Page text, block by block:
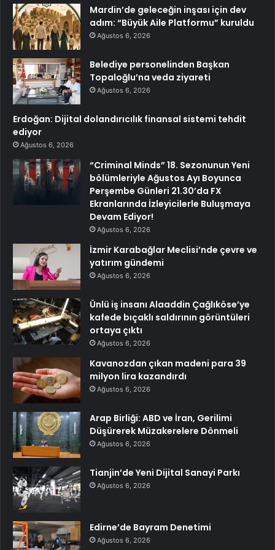
Mardin’de geleceğin inşası için dev
adım: “Büyük Aile Platformu” kuruldu
Ağustos 6, 2026
Belediye personelinden Başkan
Topaloğlu’na veda ziyareti
Ağustos 6, 2026
Erdoğan: Dijital dolandırıcılık finansal sistemi tehdit
ediyor
Ağustos 6, 2026
“Criminal Minds” 18. Sezonunun Yeni
bölümleriyle Ağustos Ayı Boyunca
Perşembe Günleri 21.30’da FX
Ekranlarında İzleyicilerle Buluşmaya
Devam Ediyor!
Ağustos 6, 2026
İzmir Karabağlar Meclisi’nde çevre ve
yatırım gündemi
Ağustos 6, 2026
Ünlü iş insanı Alaaddin Çağlıköse’ye
kafede bıçaklı saldırının görüntüleri
ortaya çıktı
Ağustos 6, 2026
Kavanozdan çıkan madeni para 39
milyon lira kazandırdı
Ağustos 6, 2026
Arap Birliği: ABD ve İran, Gerilimi
Düşürerek Müzakerelere Dönmeli
Ağustos 6, 2026
Tianjin’de Yeni Dijital Sanayi Parkı
Ağustos 6, 2026
Edirne’de Bayram Denetimi
Ağustos 6, 2026